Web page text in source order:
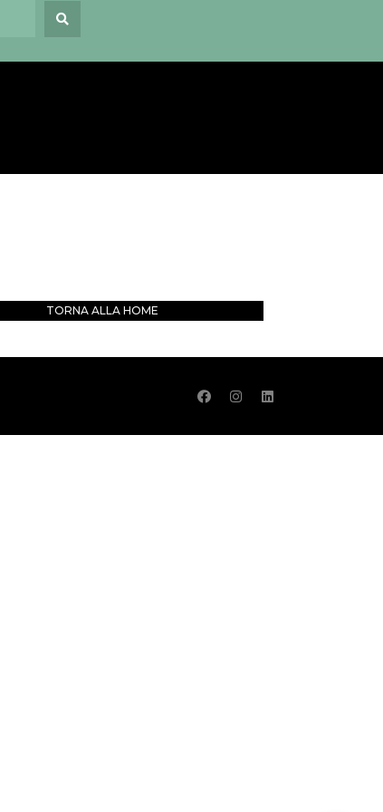
TORNA ALLA HOME